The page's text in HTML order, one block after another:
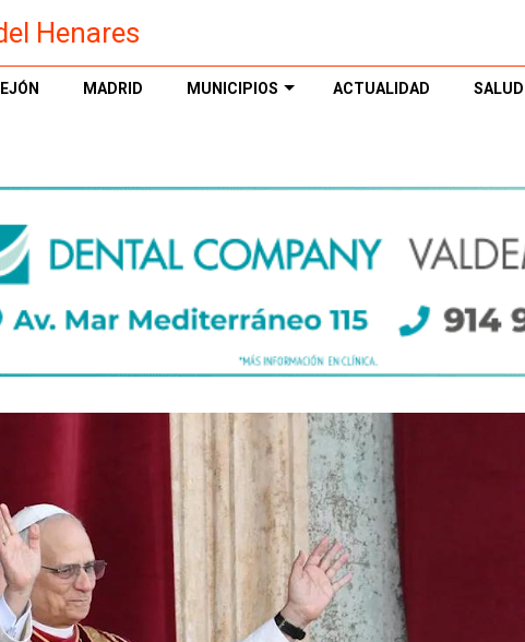
Henares
MADRID MUNICIPIOS ACTUALIDAD SALUD